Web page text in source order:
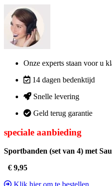
Onze experts staan voor u
14 dagen bedenktijd
Snelle levering
Geld terug garantie
speciale aanbieding
Sportbanden (set van 4) met
€ 9,95